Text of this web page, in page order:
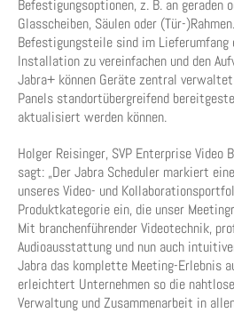
Befestigungsoptionen, z. B. an geraden
Glasscheiben, Säulen oder (Tür-
Befestigungsteile sind im Lieferumfang
Installation zu vereinfachen und den
Jabra+ können Geräte zentral
Panels standortübergreifend
aktualisiert werden können.
Holger Reisinger, SVP Enterprise Video
sagt: „Der Jabra Scheduler markiert
unseres Video- und
Produktkategorie ein, die unser
Mit branchenführender Videotechnik,
Audioausstattung und nun auch
Jabra das komplette Meeting-Erlebnis
erleichtert Unternehmen so die
Verwaltung und Zusammenarbeit in